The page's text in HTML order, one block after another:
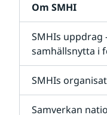
Om SMHI
SMHIs uppdrag
samhällsnytta i
SMHIs
Samverkan